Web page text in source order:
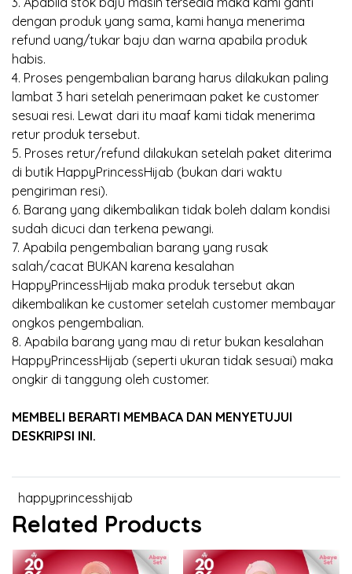
dengan produk yang sama, kami hanya menerima
refund uang/tukar baju dan warna apabila produk
habis.
4. Proses pengembalian barang harus dilakukan paling
lambat 3 hari setelah penerimaan paket ke customer
sesuai resi. Lewat dari itu maaf kami tidak menerima
retur produk tersebut.
5. Proses retur/refund dilakukan setelah paket diterima
di butik HappyPrincessHijab (bukan dari waktu
pengiriman resi).
6. Barang yang dikembalikan tidak boleh dalam kondisi
sudah dicuci dan terkena pewangi.
7. Apabila pengembalian barang yang rusak
salah/cacat BUKAN karena kesalahan
HappyPrincessHijab maka produk tersebut akan
dikembalikan ke customer setelah customer membayar
ongkos pengembalian.
8. Apabila barang yang mau di retur bukan kesalahan
HappyPrincessHijab (seperti ukuran tidak sesuai) maka
ongkir di tanggung oleh customer.
MEMBELI BERARTI MEMBACA DAN MENYETUJUI
DESKRIPSI INI.
happyprincesshijab
Related Products